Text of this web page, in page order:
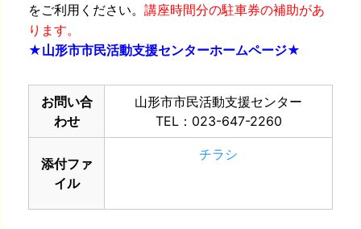
をご利用ください。 講座時間分の駐車券の補助があ
ります。
★山形市市民活動支援センターホームページ★
お問い合
わせ
山形市市民活動支援センター
TEL：023-647-2260
添付ファ
イル
チラシ